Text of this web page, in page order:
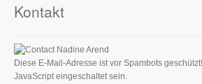
Kontakt
Nadine Arend
Diese E-Mail-Adresse ist vor Spambots
JavaScript eingeschaltet sein.